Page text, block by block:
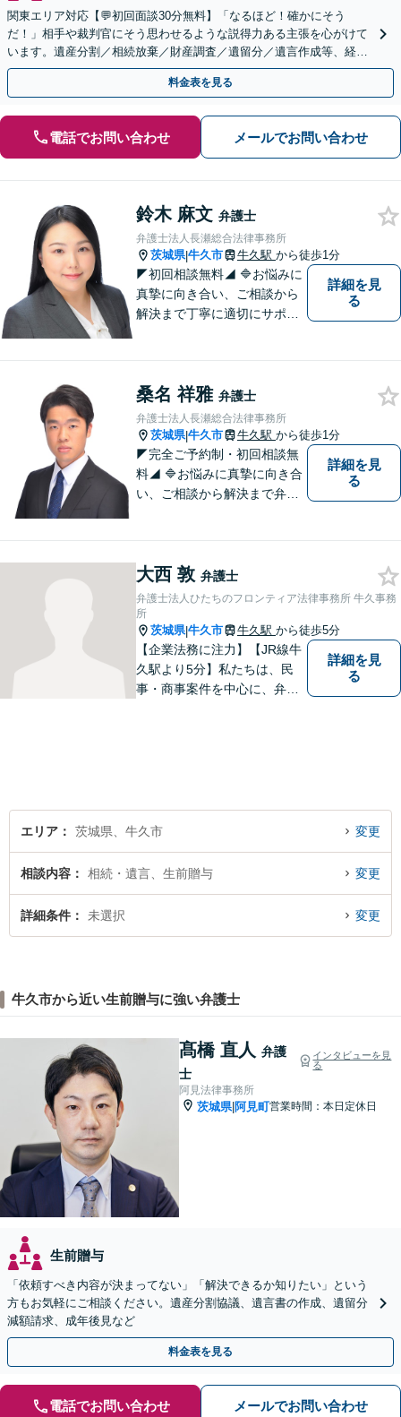
関東エリア対応【💬初回面談30分無料】「なるほど！確かにそう
だ！」相手や裁判官にそう思わせるような説得力ある主張を心がけて
います。遺産分割／相続放棄／財産調査／遺留分／遺言作成等、経験
豊富な事務所。複雑な手続を代行【年間相談100件以上】
料金表を見る
電話でお問い合わせ メールでお問い合わせ
鈴木 麻文 弁護士
弁護士法人長瀬総合法律事務所
茨城県|牛久市 牛久駅 から徒歩1分
◤初回相談無料◢ 🔷お悩みに
真摯に向き合い、ご相談から
解決まで丁寧に適切にサポー
歩を踏み出しましょう。お気
軽にお問い合わせください。
詳細を見
る
桑名 祥雅 弁護士
弁護士法人長瀬総合法律事務所
茨城県|牛久市 牛久駅 から徒歩1分
◤完全ご予約制・初回相談無
料◢ 🔷お悩みに真摯に向き合
い、ご相談から解決まで弁護
せるために安心の第一歩を踏
み出しましょう。お気軽にお
問い合わせください。
詳細を見
る
大西 敦 弁護士
弁護士法人ひたちのフロンティア法律事務所 牛久事務
所
茨城県|牛久市 牛久駅 から徒歩5分
【企業法務に注力】【JR線牛
久駅より5分】私たちは、民
事・商事案件を中心に、弁護
気軽にご相談ください。
詳細を見
る
エリア 茨城県、牛久市 変更
相談内容 相続・遺言、生前贈与 変更
詳細条件 未選択 変更
牛久市から近い生前贈与に強い弁護士
髙橋 直人 弁護
士
インタビューを見
る
阿見法律事務所
茨城県|阿見町営業時間：本日定休日
生前贈与
「依頼すべき内容が決まってない」「解決できるか知りたい」という
方もお気軽にご相談ください。遺産分割協議、遺言書の作成、遺留分
減額請求、成年後見など
料金表を見る
電話でお問い合わせ メールでお問い合わせ